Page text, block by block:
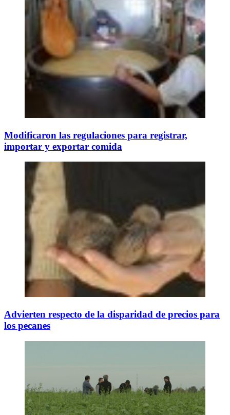
Modificaron las regulaciones para registrar,
importar y exportar comida
Advierten respecto de la disparidad de precios para
los pecanes